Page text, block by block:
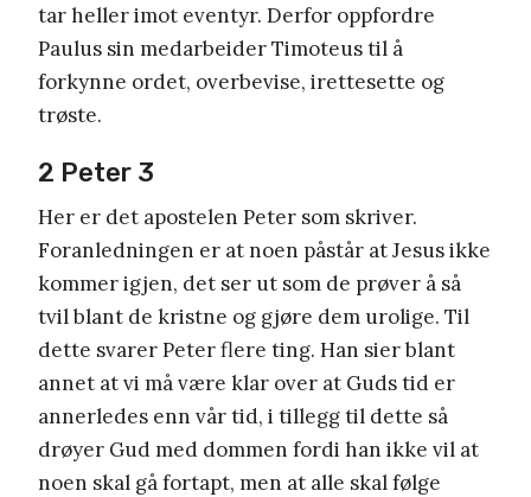
tar heller imot eventyr. Derfor oppfordre
Paulus sin medarbeider Timoteus til å
forkynne ordet, overbevise, irettesette og
trøste.
2 Peter 3
Her er det apostelen Peter som skriver.
Foranledningen er at noen påstår at Jesus ikke
kommer igjen, det ser ut som de prøver å så
tvil blant de kristne og gjøre dem urolige. Til
dette svarer Peter flere ting. Han sier blant
annet at vi må være klar over at Guds tid er
annerledes enn vår tid, i tillegg til dette så
drøyer Gud med dommen fordi han ikke vil at
noen skal gå fortapt, men at alle skal følge